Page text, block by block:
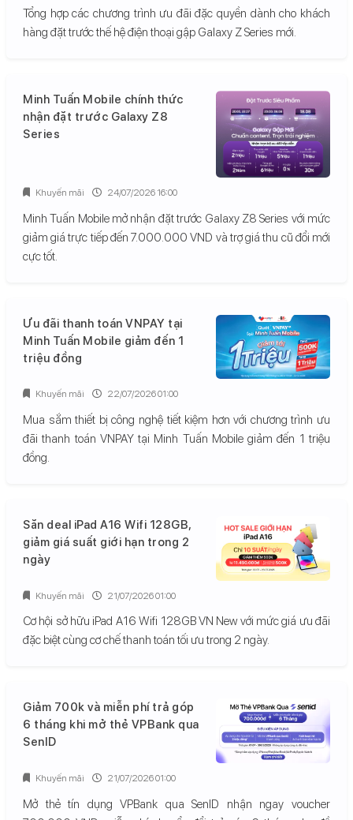
Tổng hợp các chương trình ưu đãi đặc quyền dành cho khách
hàng đặt trước thế hệ điện thoại gập Galaxy Z Series mới.
Minh Tuấn Mobile chính thức
nhận đặt trước Galaxy Z8
Series
Minh Tuấn Mobile mở nhận đặt trước Galaxy Z8 Series với mức
giảm giá trực tiếp đến 7.000.000 VND và trợ giá thu cũ đổi mới
cực tốt.
Khuyến mãi 24/07/2026 16:00
Ưu đãi thanh toán VNPAY tại
Minh Tuấn Mobile giảm đến 1
triệu đồng
Mua sắm thiết bị công nghệ tiết kiệm hơn với chương trình ưu
đãi thanh toán VNPAY tại Minh Tuấn Mobile giảm đến 1 triệu
đồng.
Khuyến mãi 22/07/2026 01:00
Săn deal iPad A16 Wifi 128GB,
giảm giá suất giới hạn trong 2
ngày
Cơ hội sở hữu iPad A16 Wifi 128GB VN New với mức giá ưu đãi
đặc biệt cùng cơ chế thanh toán tối ưu trong 2 ngày.
Khuyến mãi 21/07/2026 01:00
Giảm 700k và miễn phí trả góp
6 tháng khi mở thẻ VPBank qua
SenID
Mở thẻ tín dụng VPBank qua SenID nhận ngay voucher
Khuyến mãi 21/07/2026 01:00